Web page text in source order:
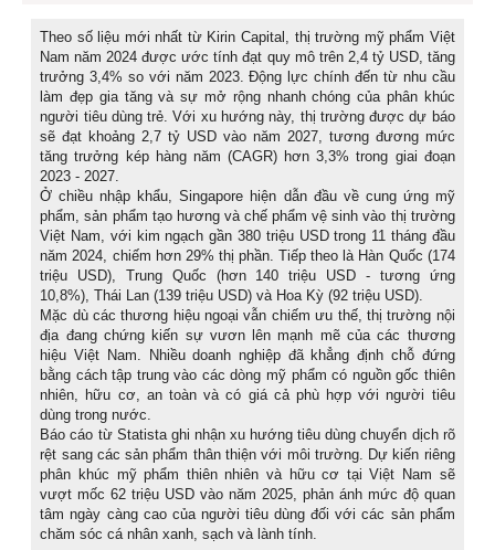
Theo số liệu mới nhất từ Kirin Capital, thị trường mỹ phẩm Việt
Nam năm 2024 được ước tính đạt quy mô trên 2,4 tỷ USD, tăng
trưởng 3,4% so với năm 2023. Động lực chính đến từ nhu cầu
làm đẹp gia tăng và sự mở rộng nhanh chóng của phân khúc
người tiêu dùng trẻ. Với xu hướng này, thị trường được dự báo
sẽ đạt khoảng 2,7 tỷ USD vào năm 2027, tương đương mức
tăng trưởng kép hàng năm (CAGR) hơn 3,3% trong giai đoạn
2023 - 2027.
Ở chiều nhập khẩu, Singapore hiện dẫn đầu về cung ứng mỹ
phẩm, sản phẩm tạo hương và chế phẩm vệ sinh vào thị trường
Việt Nam, với kim ngạch gần 380 triệu USD trong 11 tháng đầu
năm 2024, chiếm hơn 29% thị phần. Tiếp theo là Hàn Quốc (174
triệu USD), Trung Quốc (hơn 140 triệu USD - tương ứng
10,8%), Thái Lan (139 triệu USD) và Hoa Kỳ (92 triệu USD).
Mặc dù các thương hiệu ngoại vẫn chiếm ưu thế, thị trường nội
địa đang chứng kiến sự vươn lên mạnh mẽ của các thương
hiệu Việt Nam. Nhiều doanh nghiệp đã khẳng định chỗ đứng
bằng cách tập trung vào các dòng mỹ phẩm có nguồn gốc thiên
nhiên, hữu cơ, an toàn và có giá cả phù hợp với người tiêu
dùng trong nước.
Báo cáo từ Statista ghi nhận xu hướng tiêu dùng chuyển dịch rõ
rệt sang các sản phẩm thân thiện với môi trường. Dự kiến riêng
phân khúc mỹ phẩm thiên nhiên và hữu cơ tại Việt Nam sẽ
vượt mốc 62 triệu USD vào năm 2025, phản ánh mức độ quan
tâm ngày càng cao của người tiêu dùng đối với các sản phẩm
chăm sóc cá nhân xanh, sạch và lành tính.